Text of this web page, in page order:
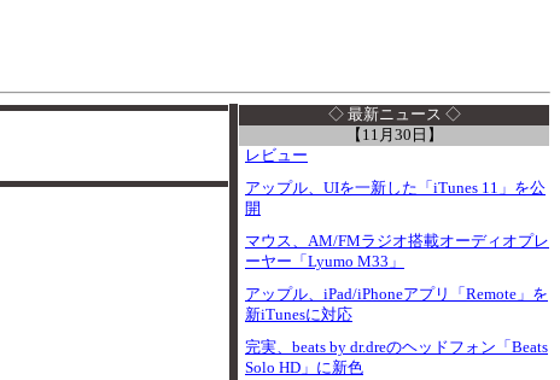
◇ 最新ニュース ◇
【11月30日】
レビュー
アップル、UIを一新した「iTunes 11」を公
開
マウス、AM/FMラジオ搭載オーディオプレ
ーヤー「Lyumo M33」
アップル、iPad/iPhoneアプリ「Remote」を
新iTunesに対応
完実、beats by dr.dreのヘッドフォン「Beats
Solo HD」に新色